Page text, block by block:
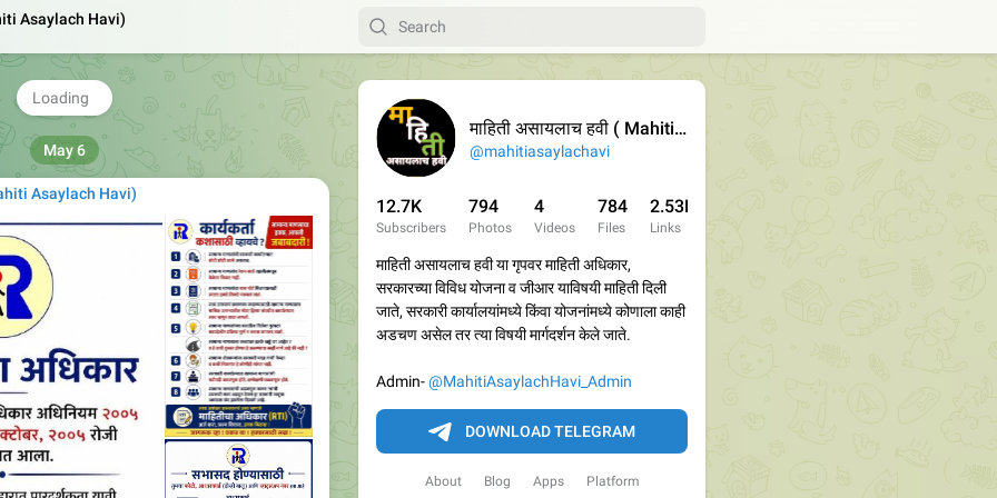
माहिती असायलाच हवी ( Mahiti Asaylach Havi)
@mahitiasaylachavi
12.7K
Subscribers
794
Photos
4
Videos
784
Files
2.53K
Links
माहिती असायलाच हवी या गृपवर माहिती अधिकार,
सरकारच्या विविध योजना व जीआर याविषयी माहिती दिली
जाते, सरकारी कार्यालयांमध्ये किंवा योजनांमध्ये कोणाला काही
अडचण असेल तर त्या विषयी मार्गदर्शन केले जाते.
Admin-@MahitiAsaylachHavi_Admin
DOWNLOAD TELEGRAM
About Blog Apps Platform
Asaylach Havi)
शुभेच्छा!
Asaylach Havi)
May 6